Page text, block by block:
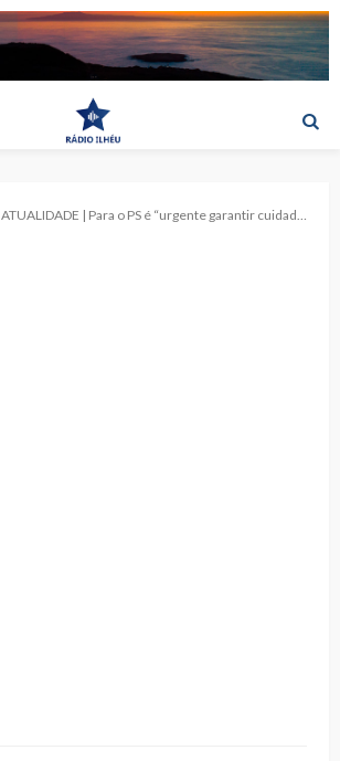
ATUALIDADE | Para o PS é “urgente garantir cuidados de saúde seguros dignos e em tempo útil aos Açorianos”